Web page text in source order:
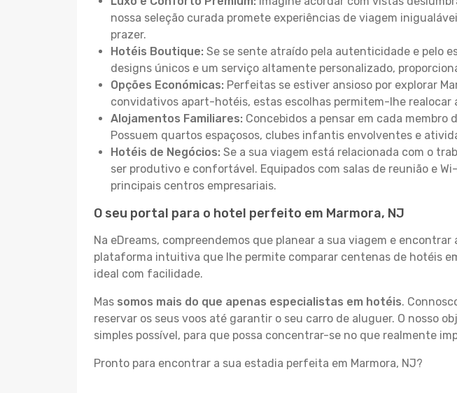
nossa seleção curada promete experiências de viagem
prazer.
Hotéis Boutique: Se se sente atraído pela autenticidade e pelo
designs únicos e um serviço altamente personalizado,
Opções Económicas: Perfeitas se estiver ansioso por explorar
convidativos apart-hotéis, estas escolhas permitem-lhe realocar
Alojamentos Familiares: Concebidos a pensar em cada
Possuem quartos espaçosos, clubes infantis envolventes e
Hotéis de Negócios: Se a sua viagem está relacionada com o
ser produtivo e confortável. Equipados com salas de reunião e
principais centros empresariais.
O seu portal para o hotel perfeito em Marmora, NJ
Na eDreams, compreendemos que planear a sua viagem e
plataforma intuitiva que lhe permite comparar centenas de hotéis
ideal com facilidade.
Mas somos mais do que apenas especialistas em hotéis.
reservar os seus voos até garantir o seu carro de aluguer. O nosso
simples possível, para que possa concentrar-se no que realmente
Pronto para encontrar a sua estadia perfeita em Marmora, NJ?